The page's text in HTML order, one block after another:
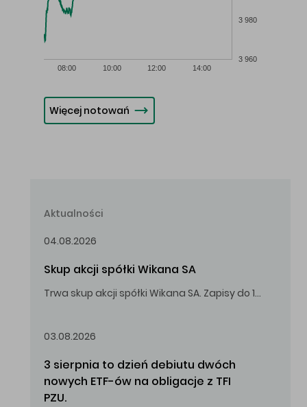
08:00 10:00 12:00 14:00
3 960
3 980
Więcej notowań
Aktualności
04.08.2026
Skup akcji spółki Wikana SA
Trwa skup akcji spółki Wikana SA. Zapisy do 14.08.2026 r. do godz. 16.00.
03.08.2026
3 sierpnia to dzień debiutu dwóch
nowych ETF-ów na obligacje z TFI
PZU.